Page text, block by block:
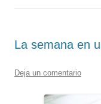
La semana en
Deja un comentario